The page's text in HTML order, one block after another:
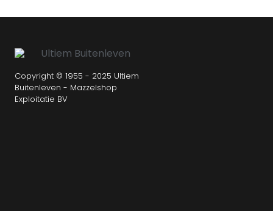
Copyright © 1955 - 2025 Ultiem
Buitenleven - Mazzelshop
Exploitatie BV